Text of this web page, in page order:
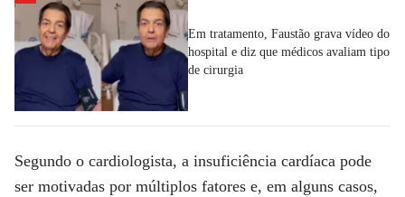
Em tratamento, Faustão grava vídeo do
hospital e diz que médicos avaliam tipo
de cirurgia
Segundo o cardiologista, a insuficiência cardíaca pode
ser motivadas por múltiplos fatores e, em alguns casos,